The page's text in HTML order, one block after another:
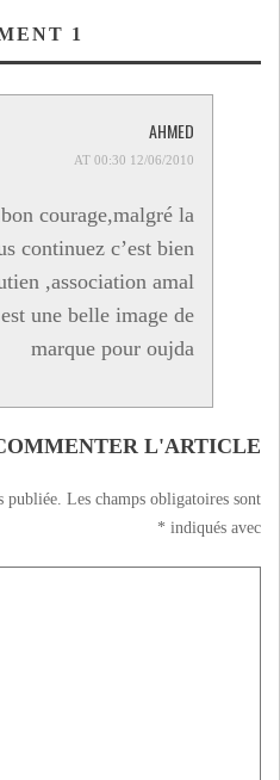
1
AHMED
12/06/2010 AT 00:30
courage,malgré la
continuez c’est bien
,association amal
une belle image de
marque pour oujda
L'ARTICLE
publiée. Les champs obligatoires sont
indiqués avec
*